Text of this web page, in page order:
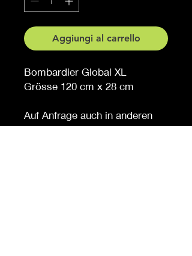
Aggiungi al carrello
Bombardier Global XL
Grösse 120 cm x 28 cm
Auf Anfrage auch in anderen
Grössen erhältlich